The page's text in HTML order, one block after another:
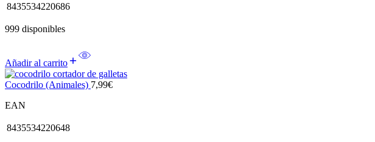
8435534220686
999 disponibles
Añadir al carrito
Cocodrilo (Animales) 7,99€
EAN
8435534220648